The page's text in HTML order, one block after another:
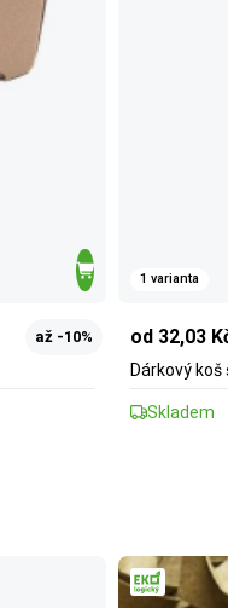
až -10%
1 varianta
od 32,03
Dárkový
Skladem